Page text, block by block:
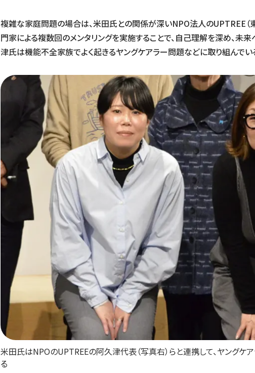
複雑な家庭問題の場合は、米田氏との関係が深いNPO法人のUPTREE
門家による複数回のメンタリングを実施することで、自己理解を深め、未
津氏は機能不全家族でよく起きるヤングケアラー問題などに取り組んでい
米田氏はNPOのUPTREEの阿久津代表（写真右）らと連携して、ヤングケ
る